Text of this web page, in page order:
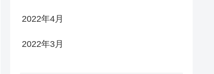
2022年4月
2022年3月